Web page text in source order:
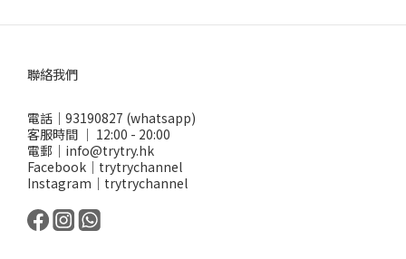
聯絡我們
電話｜93190827 (whatsapp)
客服時間 ｜ 12:00 - 20:00
電郵｜info@trytry.hk
Facebook｜trytrychannel
Instagram｜trytrychannel